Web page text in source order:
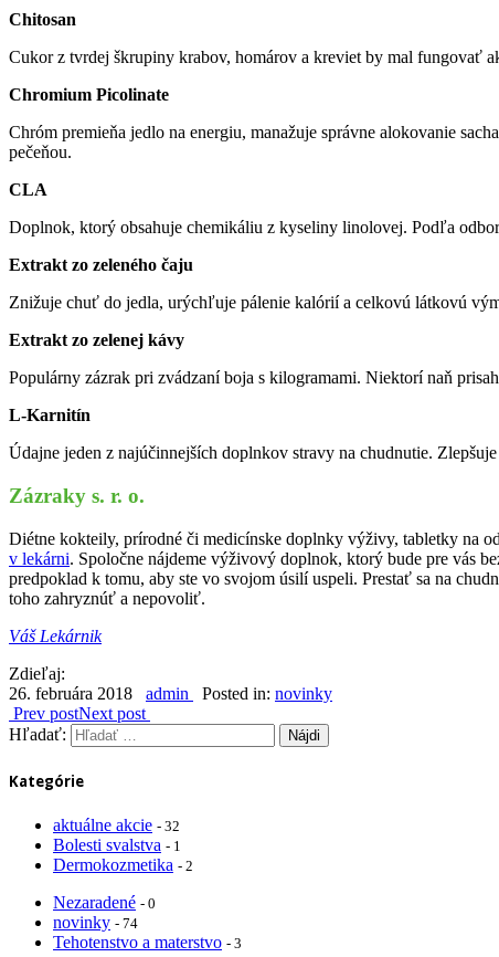
Chitosan
Cukor z tvrdej škrupiny krabov, homárov a kreviet by mal fungovať
Chromium Picolinate
Chróm premieňa jedlo na energiu, manažuje správne alokovanie
pečeňou.
CLA
Doplnok, ktorý obsahuje chemikáliu z kyseliny linolovej. Podľa
Extrakt zo zeleného čaju
Znižuje chuť do jedla, urýchľuje pálenie kalórií a celkovú látkovú
Extrakt zo zelenej kávy
Populárny zázrak pri zvádzaní boja s kilogramami. Niektorí naň
L-Karnitín
Údajne jeden z najúčinnejších doplnkov stravy na chudnutie.
Zázraky s. r. o.
Diétne kokteily, prírodné či medicínske doplnky výživy, tabletky na
v lekárni. Spoločne nájdeme výživový doplnok, ktorý bude pre vás
predpoklad k tomu, aby ste vo svojom úsilí uspeli. Prestať sa na
toho zahryznúť a nepovoliť.
Váš Lekárnik
Zdieľaj:
26. februára 2018
admin Posted in: novinky
Prev postNext post
Hľadať:
Kategórie
aktuálne akcie - 32
Bolesti svalstva - 1
Dermokozmetika - 2
Nezaradené - 0
novinky - 74
Tehotenstvo a materstvo - 3